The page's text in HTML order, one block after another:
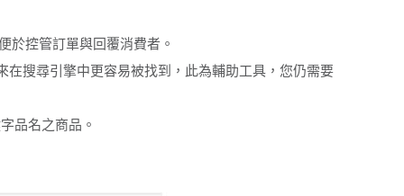
於控管訂單與回覆消費者。
搜尋引擎中更容易被找到，此為輔助工具，您仍需要
品名之商品。